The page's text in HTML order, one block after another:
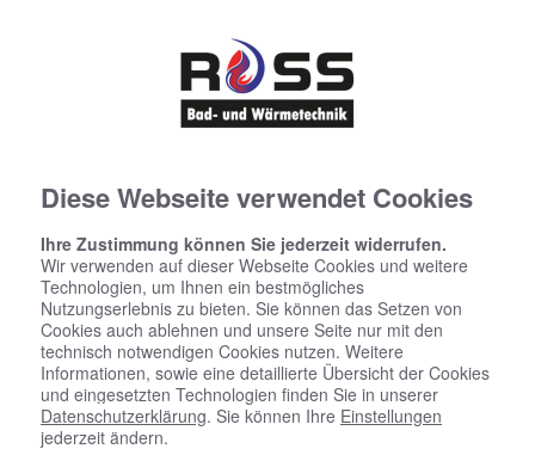
Diese Webseite verwendet Cookies
Ihre Zustimmung können Sie jederzeit widerrufen.
Wir verwenden auf dieser Webseite Cookies und weitere
Technologien, um Ihnen ein bestmögliches
Nutzungserlebnis zu bieten. Sie können das Setzen von
Cookies auch ablehnen und unsere Seite nur mit den
technisch notwendigen Cookies nutzen. Weitere
Informationen, sowie eine detaillierte Übersicht der Cookies
und eingesetzten Technologien finden Sie in unserer
Datenschutzerklärung. Sie können Ihre Einstellungen
jederzeit ändern.